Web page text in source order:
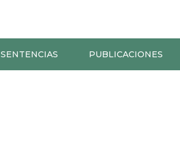
SENTENCIAS PUBLICACIONES